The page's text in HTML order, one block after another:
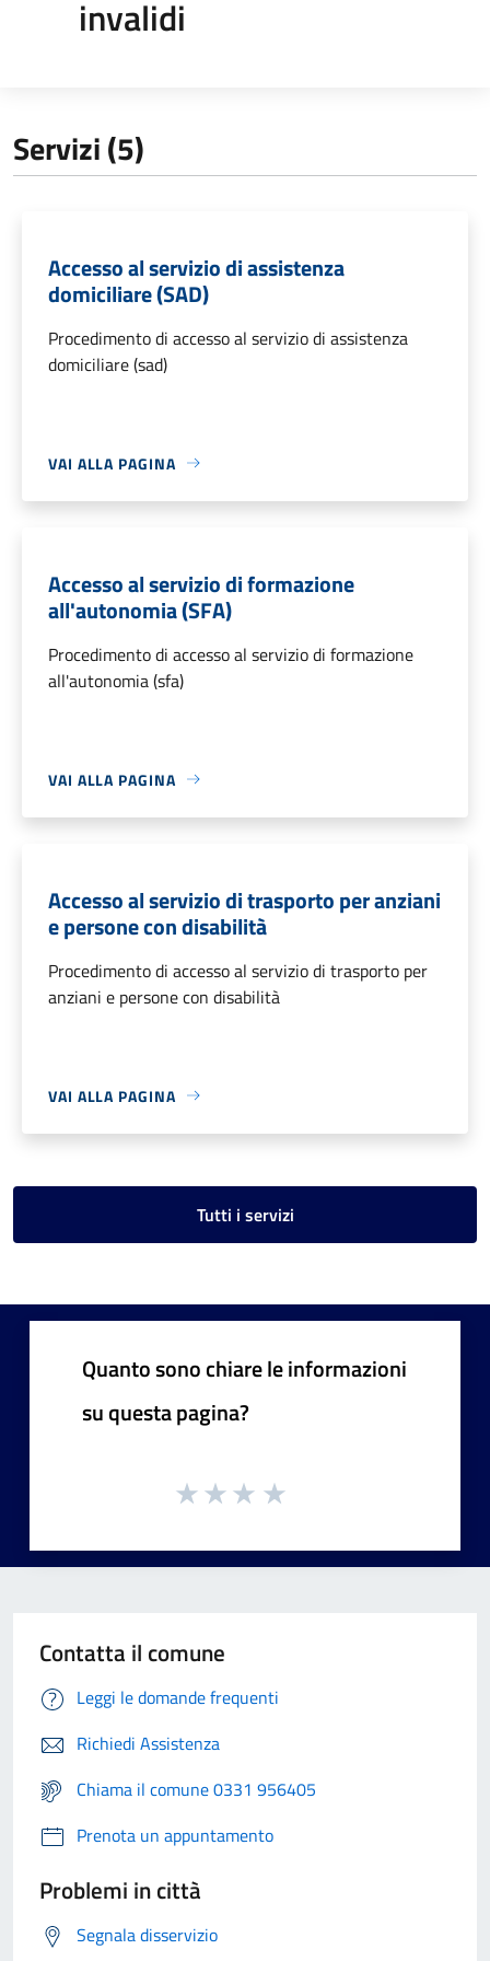
invalidi
Servizi (5)
Accesso al servizio di assistenza
domiciliare (SAD)
Procedimento di accesso al servizio di assistenza
domiciliare (sad)
VAI ALLA PAGINA
Accesso al servizio di formazione
all'autonomia (SFA)
Procedimento di accesso al servizio di formazione
all'autonomia (sfa)
VAI ALLA PAGINA
Accesso al servizio di trasporto per anziani
e persone con disabilità
Procedimento di accesso al servizio di trasporto per
anziani e persone con disabilità
VAI ALLA PAGINA
Tutti i servizi
Quanto sono chiare le informazioni
su questa pagina?
Contatta il comune
Leggi le domande frequenti
Richiedi Assistenza
Chiama il comune 0331 956405
Prenota un appuntamento
Problemi in città
Segnala disservizio